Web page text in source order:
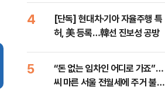
4
[단독] 현대차·기아 자율주행 특
허, 美 등록…韓선 진보성 공방
5
“돈 없는 임차인 어디로 가죠”…
씨 마른 서울 전월세에 주거 불안